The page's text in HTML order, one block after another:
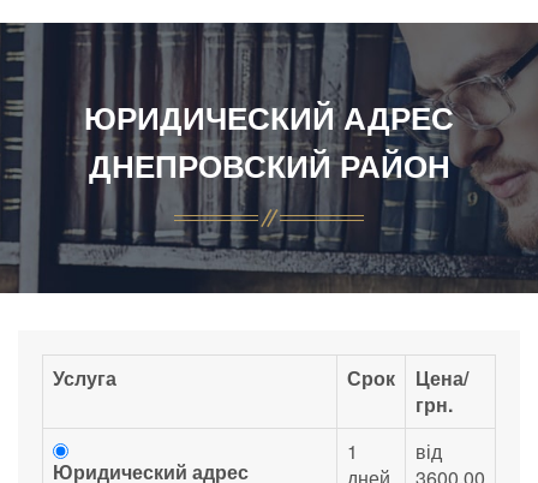
ЮРИДИЧЕСКИЙ АДРЕС
ДНЕПРОВСКИЙ РАЙОН
Услуга Срок
Цена/
грн.
Юридический адрес
1
від